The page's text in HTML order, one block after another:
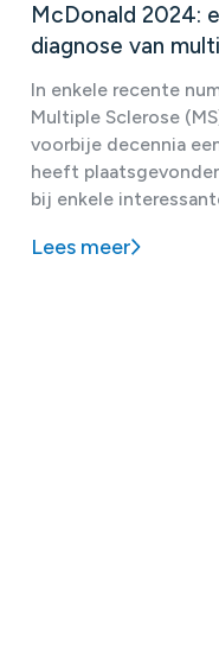
McDonald 2024:
diagnose van
In enkele recente
Multiple Sclerose
voorbije decennia
heeft
bij enkele
Lees meer